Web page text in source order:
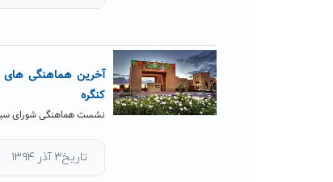
آخرین هماهنگی های
کنگره
نشست هماهنگی شورای
تاریخ۳ آذر ۱۳۹۴